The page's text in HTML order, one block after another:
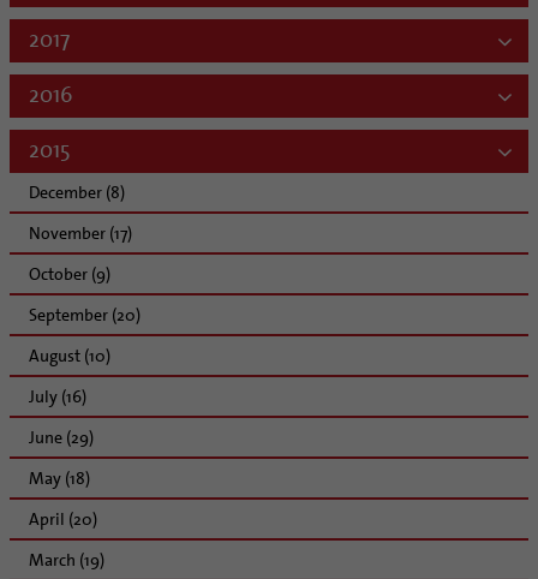
2017
2016
2015
December (8)
November (17)
October (9)
September (20)
August (10)
July (16)
June (29)
May (18)
April (20)
March (19)